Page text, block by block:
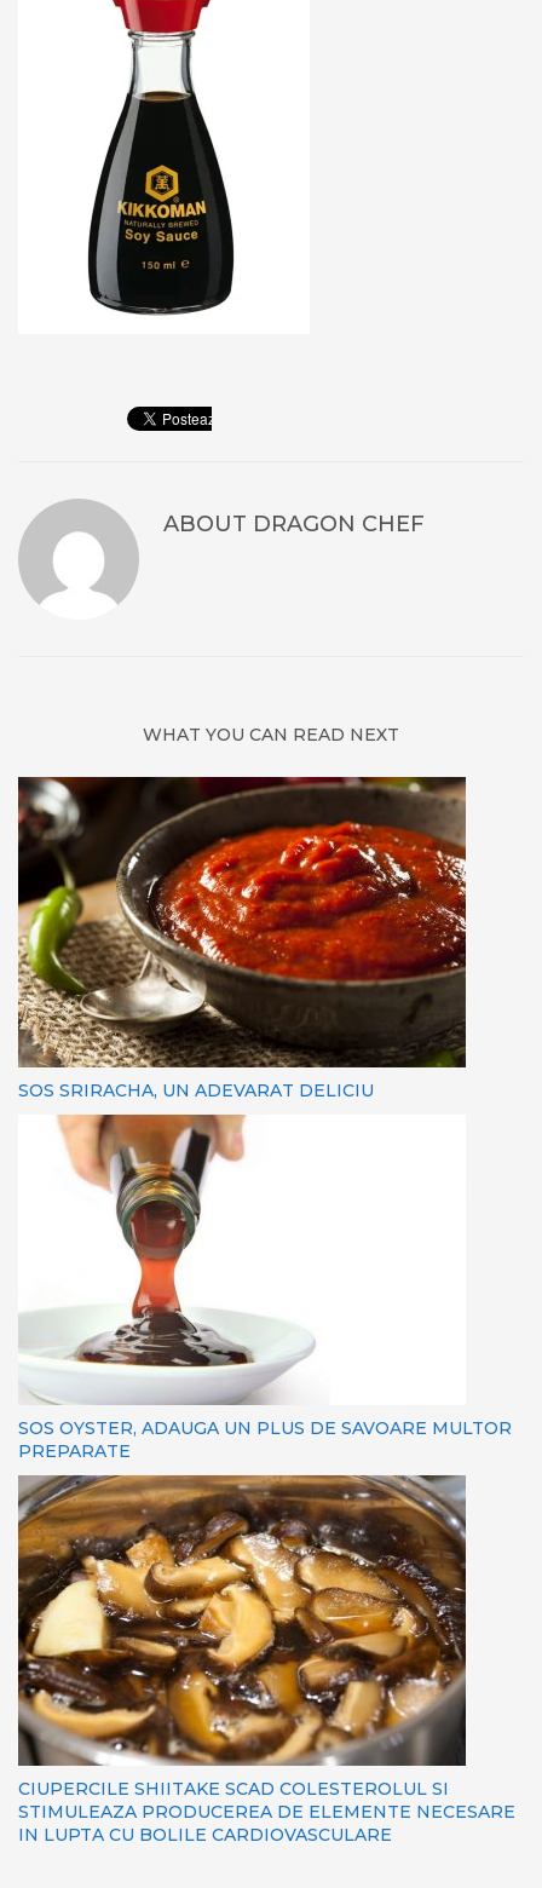
ABOUT DRAGON CHEF
WHAT YOU CAN READ NEXT
SOS SRIRACHA, UN ADEVARAT DELICIU
SOS OYSTER, ADAUGA UN PLUS DE SAVOARE MULTOR
PREPARATE
CIUPERCILE SHIITAKE SCAD COLESTEROLUL SI
STIMULEAZA PRODUCEREA DE ELEMENTE NECESARE
IN LUPTA CU BOLILE CARDIOVASCULARE